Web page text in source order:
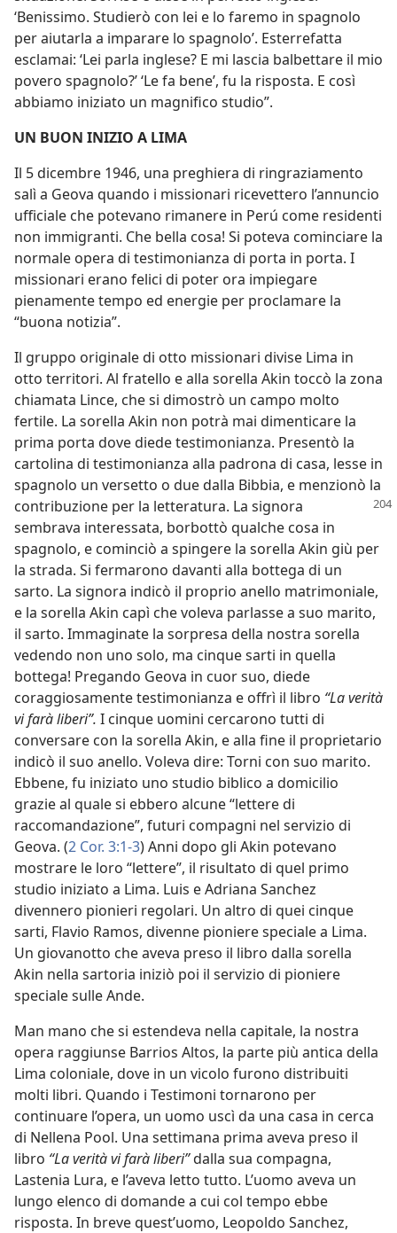
‘Benissimo. Studierò con lei e lo faremo in spagnolo
per aiutarla a imparare lo spagnolo’. Esterrefatta
esclamai: ‘Lei parla inglese? E mi lascia balbettare il mio
povero spagnolo?’ ‘Le fa bene’, fu la risposta. E così
abbiamo iniziato un magnifico studio”.
UN BUON INIZIO A LIMA
Il 5 dicembre 1946, una preghiera di ringraziamento
salì a Geova quando i missionari ricevettero l’annuncio
ufficiale che potevano rimanere in Perú come residenti
non immigranti. Che bella cosa! Si poteva cominciare la
normale opera di testimonianza di porta in porta. I
missionari erano felici di poter ora impiegare
pienamente tempo ed energie per proclamare la
“buona notizia”.
Il gruppo originale di otto missionari divise Lima in
otto territori. Al fratello e alla sorella Akin toccò la zona
chiamata Lince, che si dimostrò un campo molto
fertile. La sorella Akin non potrà mai dimenticare la
prima porta dove diede testimonianza. Presentò la
cartolina di testimonianza alla padrona di casa, lesse in
spagnolo un versetto o due dalla Bibbia, e menzionò la
contribuzione per la letteratura. La signora
sembrava interessata, borbottò qualche cosa in
spagnolo, e cominciò a spingere la sorella Akin giù per
la strada. Si fermarono davanti alla bottega di un
sarto. La signora indicò il proprio anello matrimoniale,
e la sorella Akin capì che voleva parlasse a suo marito,
il sarto. Immaginate la sorpresa della nostra sorella
vedendo non uno solo, ma cinque sarti in quella
bottega! Pregando Geova in cuor suo, diede
coraggiosamente testimonianza e offrì il libro “La verità
vi farà liberi”. I cinque uomini cercarono tutti di
conversare con la sorella Akin, e alla fine il proprietario
indicò il suo anello. Voleva dire: Torni con suo marito.
Ebbene, fu iniziato uno studio biblico a domicilio
grazie al quale si ebbero alcune “lettere di
raccomandazione”, futuri compagni nel servizio di
Geova. (2 Cor. 3:1-3) Anni dopo gli Akin potevano
mostrare le loro “lettere”, il risultato di quel primo
studio iniziato a Lima. Luis e Adriana Sanchez
divennero pionieri regolari. Un altro di quei cinque
sarti, Flavio Ramos, divenne pioniere speciale a Lima.
Un giovanotto che aveva preso il libro dalla sorella
Akin nella sartoria iniziò poi il servizio di pioniere
speciale sulle Ande.
Man mano che si estendeva nella capitale, la nostra
opera raggiunse Barrios Altos, la parte più antica della
Lima coloniale, dove in un vicolo furono distribuiti
molti libri. Quando i Testimoni tornarono per
continuare l’opera, un uomo uscì da una casa in cerca
di Nellena Pool. Una settimana prima aveva preso il
libro “La verità vi farà liberi”dalla sua compagna,
Lastenia Lura, e l’aveva letto tutto. L’uomo aveva un
lungo elenco di domande a cui col tempo ebbe
risposta. In breve quest’uomo, Leopoldo Sanchez,